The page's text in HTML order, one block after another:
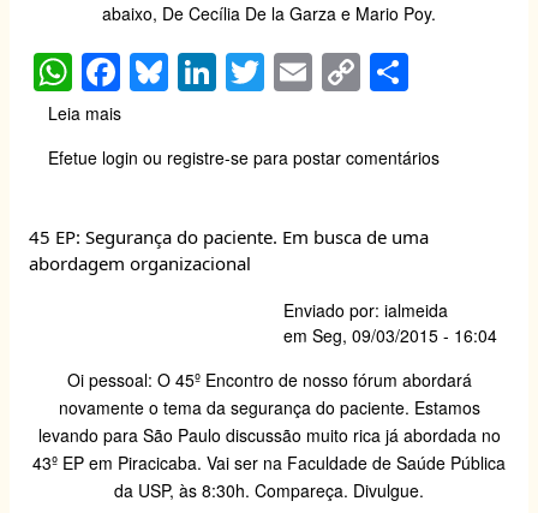
abaixo, De Cecília De la Garza e Mario Poy.
W
h
at
s
A
p
F
a
c
e
b
o
Bl
u
e
sk
y
Li
n
k
e
dI
n
T
wi
tt
er
E
m
ail
C
o
p
y
Li
n
k
ar
e
Leia mais
vol10,
de
Laboreal
Efetue login ou registre-se para postar comentários
45 EP: Segurança do paciente. Em busca de uma
abordagem organizacional
Enviado por: ialmeida
em Seg, 09/03/2015 - 16:04
Oi pessoal: O 45º Encontro de nosso fórum abordará
novamente o tema da segurança do paciente. Estamos
levando para São Paulo discussão muito rica já abordada no
43º EP em Piracicaba. Vai ser na Faculdade de Saúde Pública
da USP, às 8:30h. Compareça. Divulgue.